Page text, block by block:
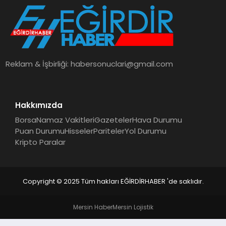
SPOR
TEKNOLOJI
Reklam & İşbirliği:habersonuclari@gmail.com
Hakkımızda
BorsaNamaz VakitleriGazetelerHava Durumu
Puan DurumuHisselerParitelerYol Durumu
Kripto Paralar
Copyright © 2025 Tüm hakları EĞİRDİRHABER 'de saklıdır.
Mersin HaberMersin Lojistik